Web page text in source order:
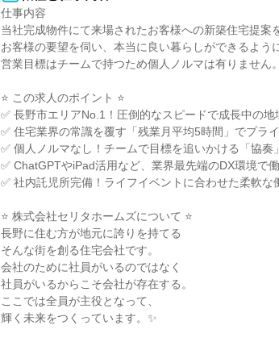
仕事内容
当社完成物件にて来場されたお客様への新築住宅提案
お客様の要望を伺い、本当に良い暮らしができるよう
営業目標はチームで持つため個人ノルマは有りません。
⭐ この求人のポイント ⭐
✅ 長野市エリアNo.1！圧倒的なスピードで成長中の地
✅ 住宅業界の常識を覆す「残業月平均5時間」でプラ
✅ 個人ノルマなし！チームで目標を追いかける「協奏
✅ ChatGPTやiPad活用など、業界最先端のDX環境で働
✅ 社内託児所完備！ライフイベントに合わせた柔軟な
⭐ 株式会社セリタホームズについて ⭐
長野に住む方が地元に誇りを持てる
そんな街を創る住宅会社です。
会社のために社員がいるのではなく
社員がいるからこそ会社が存在する。
ここでは全員が主役となって、
輝く未来をつくっています。✨